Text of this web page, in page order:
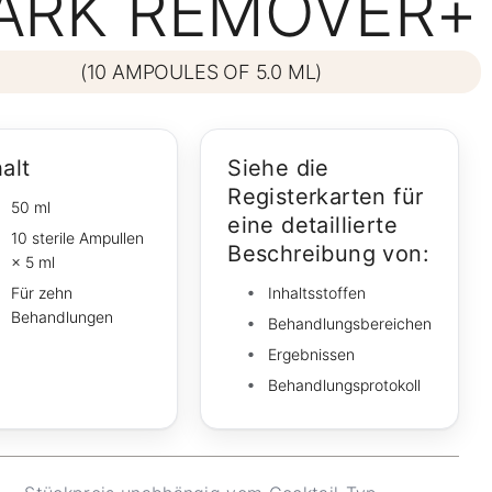
(10 AMPOULES OF 5.0 ML)
50 ml
10 sterile Ampullen
× 5 ml
Für zehn
Behandlungen
Siehe die
Registerkarten für
eine detaillierte
Beschreibung von:
Inhaltsstoffen
Behandlungsbereichen
Ergebnissen
Behandlungsprotokoll